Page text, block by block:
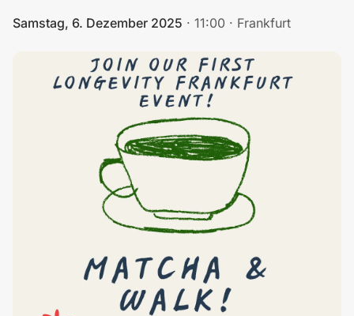
Samstag, 6. Dezember 2025 · 11:00 · Frankfurt